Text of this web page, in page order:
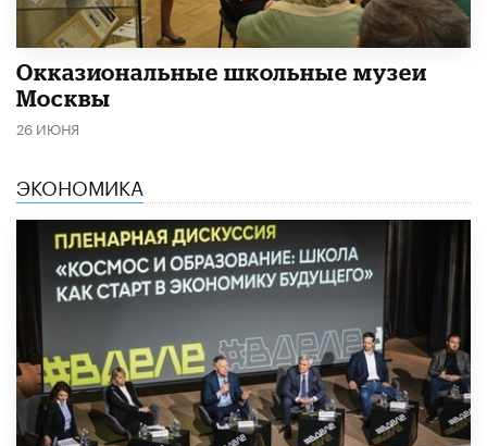
​Окказиональные школьные музеи
Москвы
26 ИЮНЯ
ЭКОНОМИКА